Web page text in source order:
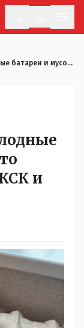
Грязный подъезд, холодные батареи и мусор: за что могут оштрафовать КСК и ОСИ
и